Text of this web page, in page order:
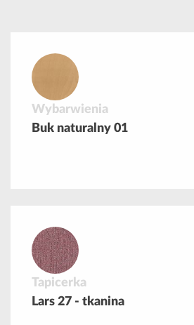
Wybarwienia
Buk naturalny 01
Tapicerka
Lars 27 - tkanina